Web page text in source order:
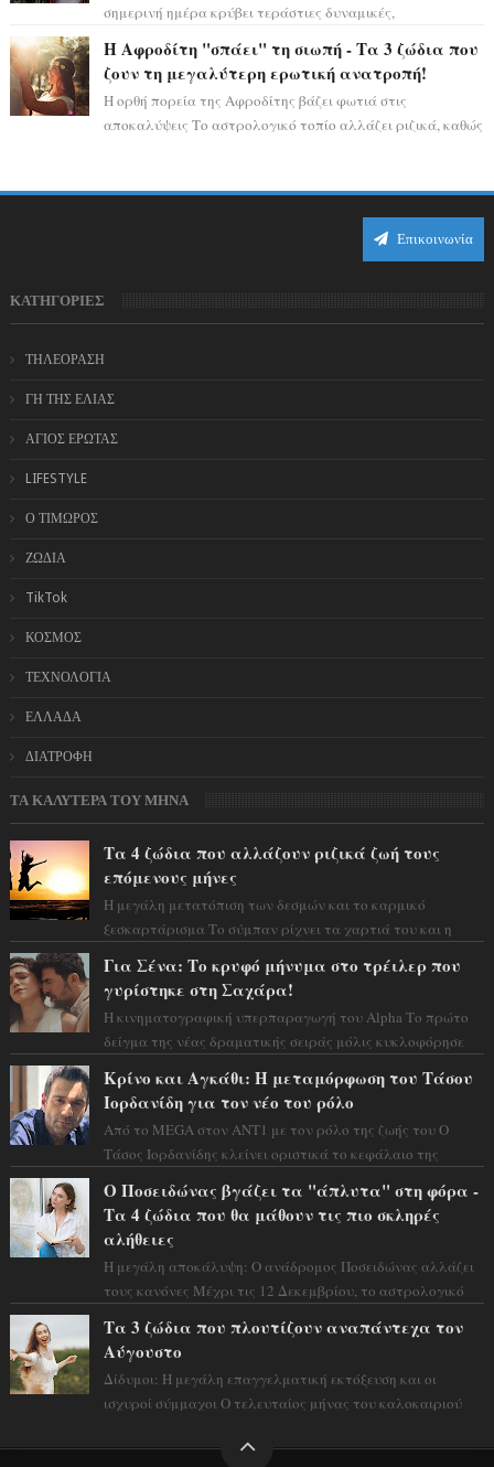
σημερινή ημέρα κρύβει τεράστιες δυναμικές,
Η Αφροδίτη "σπάει" τη σιωπή - Τα 3 ζώδια που
ζουν τη μεγαλύτερη ερωτική ανατροπή!
Η ορθή πορεία της Αφροδίτης βάζει φωτιά στις
αποκαλύψεις Το αστρολογικό τοπίο αλλάζει ριζικά, καθώς
Επικοινωνία
ΚΑΤΗΓΟΡΙΕΣ
ΤΗΛΕΟΡΑΣΗ
ΓΗ ΤΗΣ ΕΛΙΑΣ
ΑΓΙΟΣ ΕΡΩΤΑΣ
LIFESTYLE
Ο ΤΙΜΩΡΟΣ
ΖΩΔΙΑ
TikTok
ΚΟΣΜΟΣ
ΤΕΧΝΟΛΟΓΙΑ
ΕΛΛΑΔΑ
ΔΙΑΤΡΟΦΗ
ΤΑ ΚΑΛΥΤΕΡΑ ΤΟΥ ΜΗΝΑ
Τα 4 ζώδια που αλλάζουν ριζικά ζωή τους
επόμενους μήνες
Η μεγάλη μετατόπιση των δεσμών και το καρμικό
ξεσκαρτάρισμα Το σύμπαν ρίχνει τα χαρτιά του και η
Για Σένα: Το κρυφό μήνυμα στο τρέιλερ που
γυρίστηκε στη Σαχάρα!
Η κινηματογραφική υπερπαραγωγή του Alpha Το πρώτο
δείγμα της νέας δραματικής σειράς μόλις κυκλοφόρησε
Κρίνο και Αγκάθι: Η μεταμόρφωση του Τάσου
Ιορδανίδη για τον νέο του ρόλο
Από το MEGA στον ΑΝΤ1 με τον ρόλο της ζωής του Ο
Τάσος Ιορδανίδης κλείνει οριστικά το κεφάλαιο της
Ο Ποσειδώνας βγάζει τα "άπλυτα" στη φόρα -
Τα 4 ζώδια που θα μάθουν τις πιο σκληρές
αλήθειες
Η μεγάλη αποκάλυψη: Ο ανάδρομος Ποσειδώνας αλλάζει
τους κανόνες Μέχρι τις 12 Δεκεμβρίου, το αστρολογικό
Τα 3 ζώδια που πλουτίζουν αναπάντεχα τον
Αύγουστο
Δίδυμοι: Η μεγάλη επαγγελματική εκτόξευση και οι
ισχυροί σύμμαχοι Ο τελευταίος μήνας του καλοκαιριού